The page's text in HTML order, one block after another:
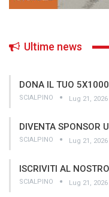
Ultime news
DONA IL TUO 5X1000
SCIALPINO Lug 21, 2026
DIVENTA SPONSOR
SCIALPINO Lug 21, 2026
ISCRIVITI AL
SCIALPINO Lug 21, 2026